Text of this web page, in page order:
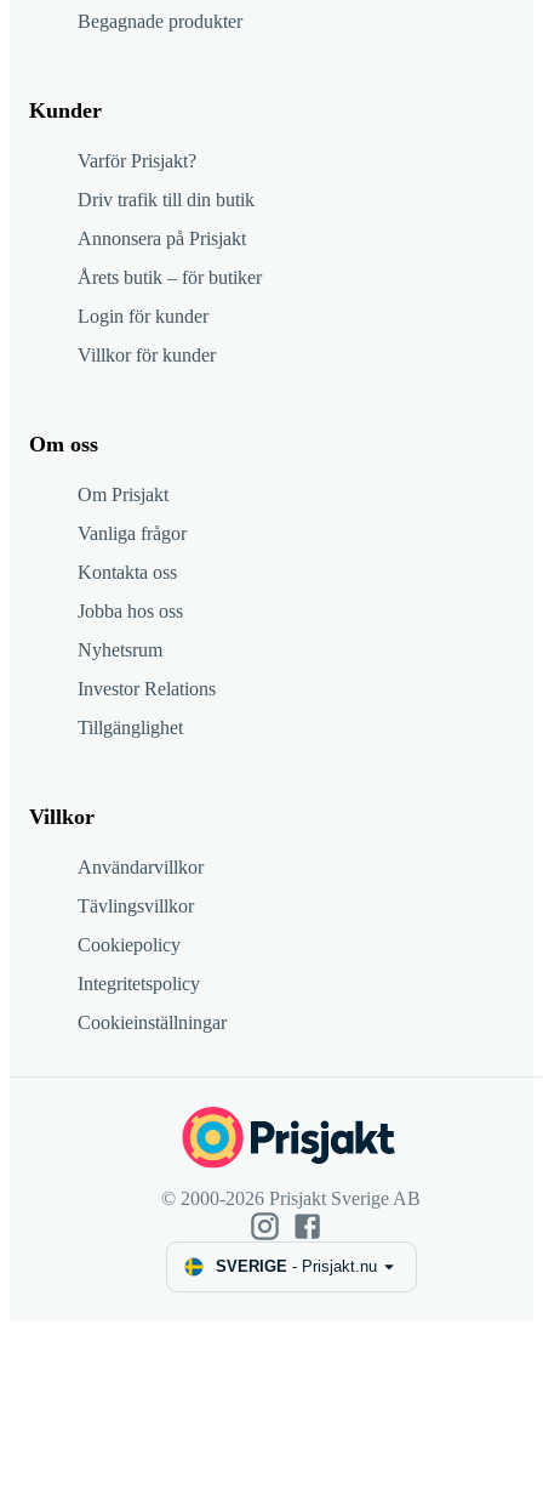
Begagnade produkter
Kunder
Varför Prisjakt?
Driv trafik till din butik
Annonsera på Prisjakt
Årets butik – för butiker
Login för kunder
Villkor för kunder
Om oss
Om Prisjakt
Vanliga frågor
Kontakta oss
Jobba hos oss
Nyhetsrum
Investor Relations
Tillgänglighet
Villkor
Användarvillkor
Tävlingsvillkor
Cookiepolicy
Integritetspolicy
Cookieinställningar
© 2000-2026 Prisjakt Sverige AB
SVERIGE- Prisjakt.nu